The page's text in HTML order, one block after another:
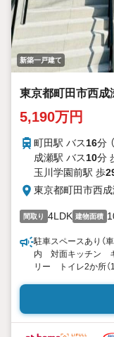
新築一戸建て
東京都町田市西成
5,190万円
町田駅 バス16分
成瀬駅 バス10分
玉川学園前駅 歩
東京都町田市西成
間取り 4LDK 建物面積
駐車スペースあり（
内 対面キッチン
リー トイレ2か所
東宝ハウス町田は
お客様のお話をきち